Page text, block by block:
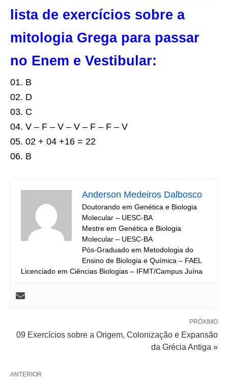
lista de exercícios sobre a
mitologia Grega para passar
no Enem e Vestibular:
01. B
02. D
03. C
04. V – F – V – V – F – F – V
05. 02 + 04 +16 = 22
06. B
Anderson Medeiros Dalbosco
Doutorando em Genética e Biologia
Molecular – UESC-BA
Mestre em Genética e Biologia
Molecular – UESC-BA
Pós-Graduado em Metodologia do
Ensino de Biologia e Química – FAEL
Licenciado em Ciências Biologias – IFMT/Campus Juína
PRÓXIMO
09 Exercícios sobre a Origem, Colonização e Expansão
da Grécia Antiga »
ANTERIOR